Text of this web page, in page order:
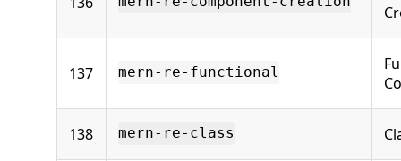
137 mern-re-functional
138 mern-re-class